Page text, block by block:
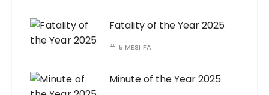
Fatality of the Year 2025
5 MESI FA
Minute of the Year 2025